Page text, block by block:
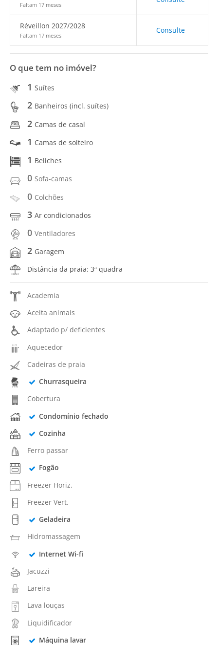
Faltam 17 meses
Réveillon 2027/2028
Faltam 17 meses
Consulte
O que tem no imóvel?
1 Suítes
2 Banheiros (incl. suítes)
2 Camas de casal
1 Camas de solteiro
1 Beliches
0 Sofa-camas
0 Colchões
3 Ar condicionados
0 Ventiladores
2 Garagem
Distância da praia: 3ª quadra
Academia
Aceita animais
Adaptado p/ deficientes
Aquecedor
Cadeiras de praia
Churrasqueira
Cobertura
Condomínio fechado
Cozinha
Ferro passar
Fogão
Freezer Horiz.
Freezer Vert.
Geladeira
Hidromassagem
Internet Wi-fi
Jacuzzi
Lareira
Lava louças
Liquidificador
Máquina lavar